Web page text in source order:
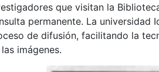
que visitan la
permanente. La universidad
de difusión, facilitando la
imágenes.